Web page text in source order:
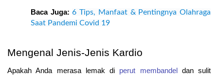
Baca Juga: 6 Tips, Manfaat & Pentingnya Olahraga
Saat Pandemi Covid 19
Mengenal Jenis-Jenis Kardio
Apakah Anda merasa lemak di perut membandel
dan sulit